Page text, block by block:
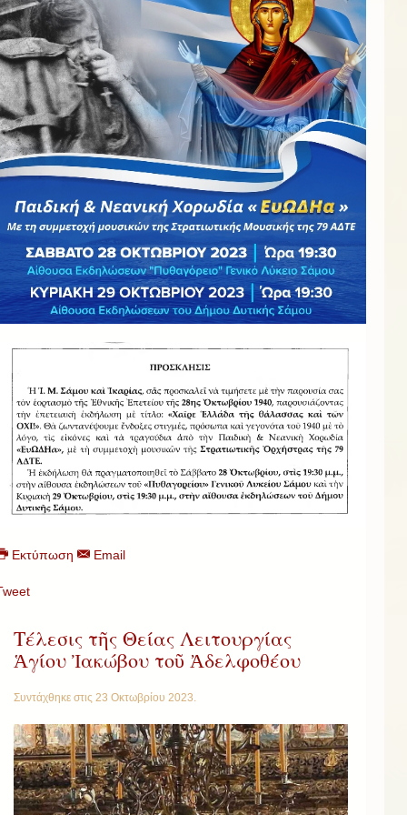
Εκτύπωση Email
Τέλεσις τῆς Θείας Λειτουργίας
Ἁγίου Ἰακώβου τοῦ Ἀδελφοθέου
Συντάχθηκε στις 23 Οκτωβρίου 2023